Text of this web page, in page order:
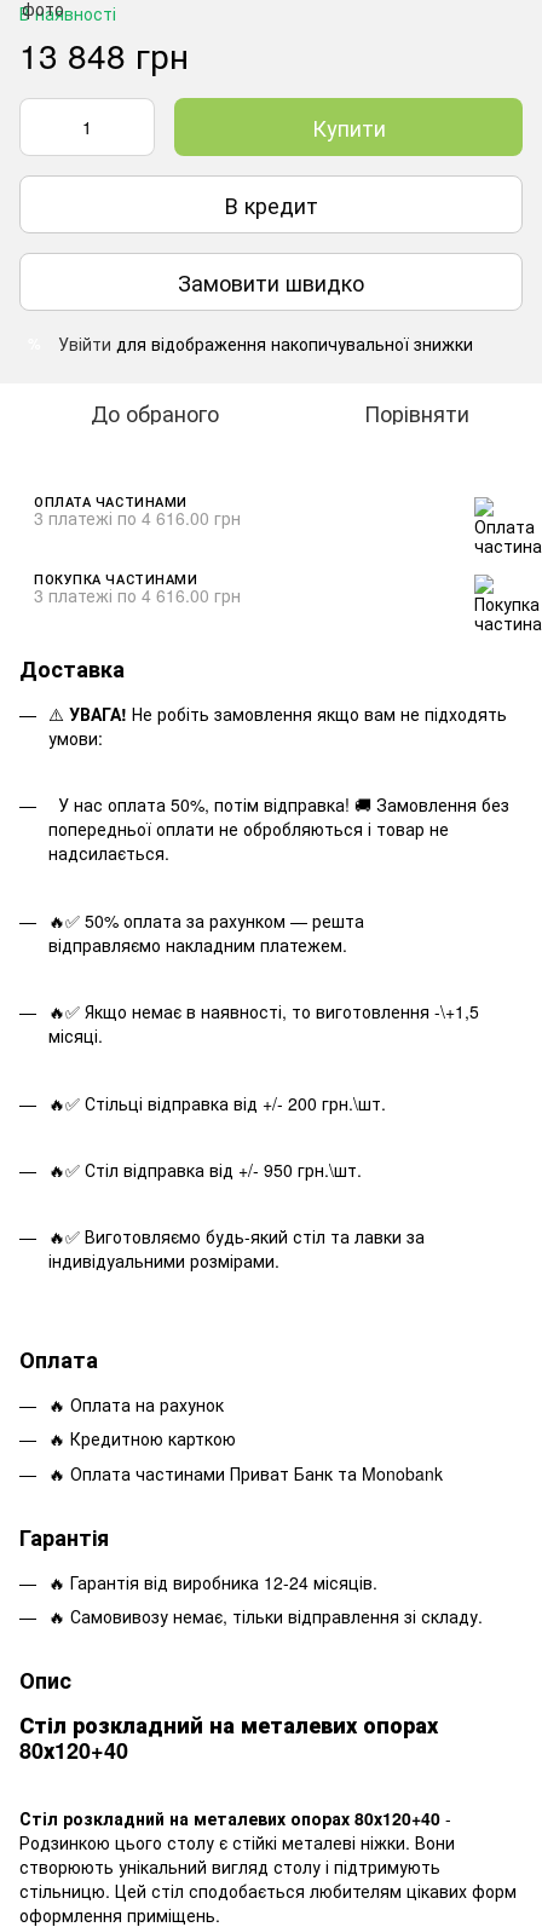
В наявності
13 848 грн
Купити
В кредит
Замовити швидко
Увійти для відображення накопичувальної знижки
До обраного Порівняти
ОПЛАТА ЧАСТИНАМИ
3 платежі по 4 616.00 грн
ПОКУПКА ЧАСТИНАМИ
3 платежі по 4 616.00 грн
Доставка
⚠️ УВАГА! Не робіть замовлення якщо вам не підходять
умови:
У нас оплата 50%, потім відправка! 🚚 Замовлення без
попередньої оплати не обробляються і товар не
надсилається.
🔥✅ 50% оплата за рахунком — решта
відправляємо накладним платежем.
🔥✅ Якщо немає в наявності, то виготовлення -\+1,5
місяці.
🔥✅ Стільці відправка від +/- 200 грн.\шт.
🔥✅ Стіл відправка від +/- 950 грн.\шт.
🔥✅ Виготовляємо будь-який стіл та лавки за
індивідуальними розмірами.
Оплата
🔥 Оплата на рахунок
🔥 Кредитною карткою
🔥 Оплата частинами Приват Банк та Monobank
Гарантія
🔥 Гарантія від виробника 12-24 місяців.
🔥 Самовивозу немає, тільки відправлення зі складу.
Опис
Стіл розкладний на металевих опорах
80х120+40
Стіл розкладний на металевих опорах 80х120+40 -
Родзинкою цього столу є стійкі металеві ніжки. Вони
створюють унікальний вигляд столу і підтримують
стільницю. Цей стіл сподобається любителям цікавих форм
оформлення приміщень.